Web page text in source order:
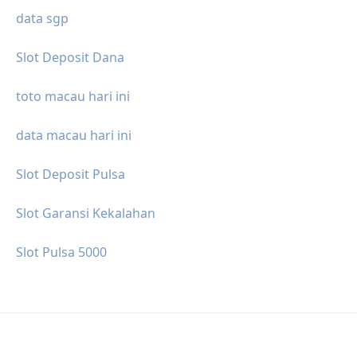
data sgp
Slot Deposit Dana
toto macau hari ini
data macau hari ini
Slot Deposit Pulsa
Slot Garansi Kekalahan
Slot Pulsa 5000